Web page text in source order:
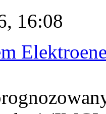
16:08